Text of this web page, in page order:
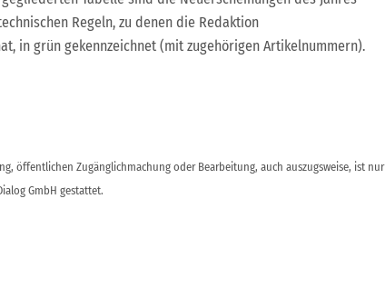
Regeln, zu denen die Redaktion
in grün gekennzeichnet (mit zugehörigen Artikelnummern).
öffentlichen Zugänglichmachung oder Bearbeitung, auch auszugsweise, ist nur
GmbH gestattet.